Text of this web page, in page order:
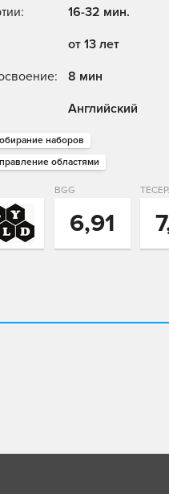
16-32 мин.
от 13 лет
8 мин
Английский
наборов
областями
BGG
6,91